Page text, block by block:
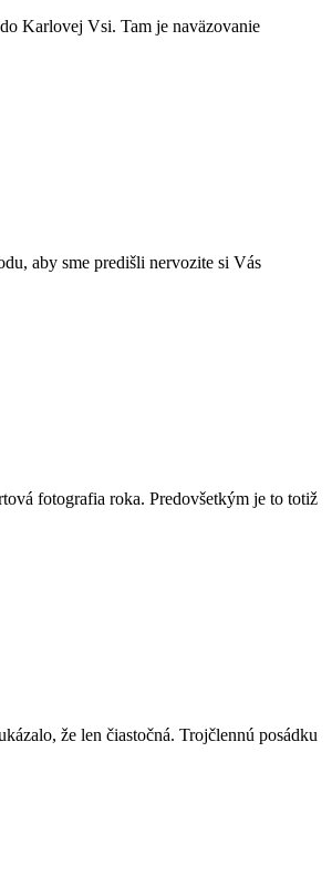
Karlovej Vsi. Tam je naväzovanie
aby sme predišli nervozite si Vás
fotografia roka. Predovšetkým je to totiž
že len čiastočná. Trojčlennú posádku